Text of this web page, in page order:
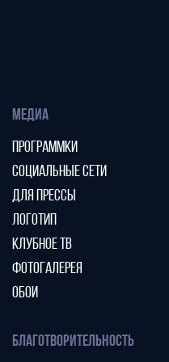
МЕДИА
ПРОГРАММКИ
СОЦИАЛЬНЫЕ СЕТИ
ДЛЯ ПРЕССЫ
ЛОГОТИП
КЛУБНОЕ ТВ
ФОТОГАЛЕРЕЯ
ОБОИ
БЛАГОТВОРИТЕЛЬНОСТЬ